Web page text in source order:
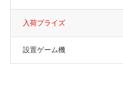
入荷プライズ
設置ゲーム機